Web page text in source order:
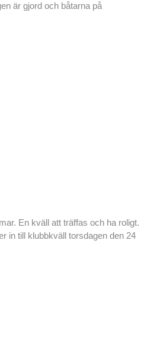
är gjord och båtarna på
En kväll att träffas och ha roligt.
in till klubbkväll torsdagen den 24